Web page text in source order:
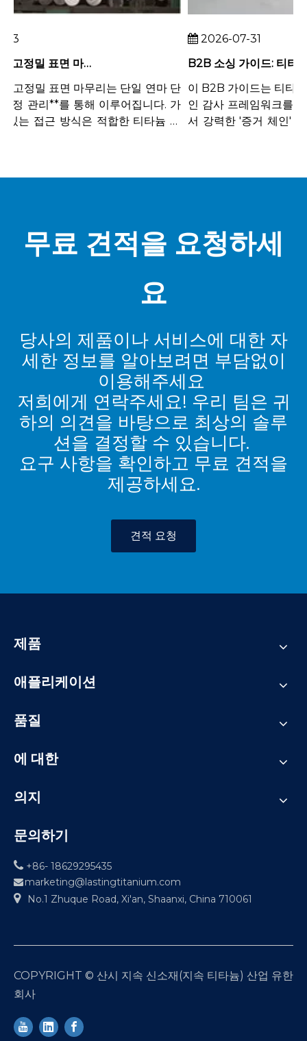
티타늄 로드의 고정밀 표면 마감을 달성하는 방법
정밀 표면 마무리는 단일 연마 단
관리**를 통해 이루어집니다. 가
는 접근 방식은 적합한 티타늄 스
2026-07-31
이 B2B 가이드는 티타늄
인 감사 프레임워크를 제
서 강력한 '증거 체인' 접
무료 견적을 요청하세
요
당사의 제품이나 서비스에 대한 자
세한 정보를 알아보려면 부담없이
이용해주세요
저희에게 연락주세요! 우리 팀은 귀
하의 의견을 바탕으로 최상의 솔루
션을 결정할 수 있습니다.
요구 사항을 확인하고 무료 견적을
제공하세요.
견적 요청
제품
애플리케이션
품질
에 대한
의지
문의하기
 +86- 18629295435
 marketing@lastingtitanium.com

No.1 Zhuque Road, Xi'an, Shaanxi, China 710061
COPYRIGHT © 산시 지속 신소재(지속 티타늄) 산업 유한
회사